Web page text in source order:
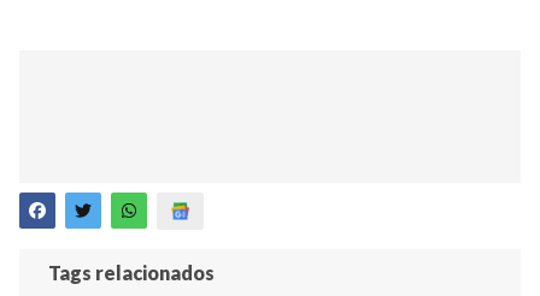
Tags relacionados